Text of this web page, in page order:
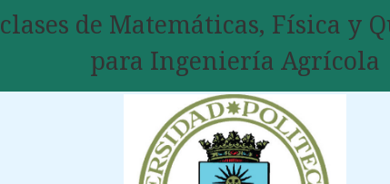
clases de Matemáticas, Física y
para Ingeniería Agrícola